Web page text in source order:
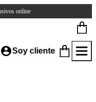
online
Soy cliente